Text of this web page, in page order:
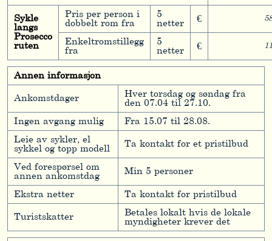
Sykle
langs
Prosecco
ruten
Pris per person i
dobbelt rom fra
5
netter
€
Enkeltromstillegg
fra
5
netter
€
Annen informasjon
Ankomstdager
Hver torsdag og søndag fra
den 07.04 til 27.10.
Ingen avgang mulig
Fra 15.07 til 28.08.
Leie av sykler, el
sykkel og topp modell
Ta kontakt for et pristilbud
Ved forespørsel om
annen ankomstdag
Min 5 personer
Ekstra netter Ta kontakt for pristilbud
Turistskatter
Betales lokalt hvis de lokale
myndigheter krever det